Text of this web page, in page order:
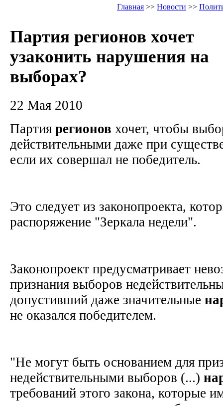
Главная >> Новости >>
Партия регионов хочет
узаконить нарушения на
выборах?
22 Мая 2010
Партия регионов хочет, чтобы
действительными даже при
если их совершал не победитель.
Это следует из законопроекта,
распоряжение "Зеркала недели".
Законопроект предусматривает
признания выборов
допустивший даже значительные
не оказался победителем.
"Не могут быть основанием для
недействительными выборов (...)
требований этого закона, которые